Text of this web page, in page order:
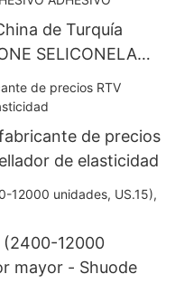
de Turquía
SELICONELA
de precios
de elasticidad
(2400-12000
mayor - Shuode